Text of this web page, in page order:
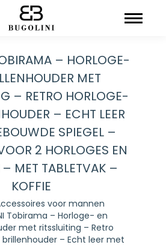
– HORLOGE-
MET
– RETRO HORLOGE-
– ECHT LEER
SPIEGEL –
2 HORLOGES EN
– MET TABLETVAK –
KOFFIE
voor mannen
Tobirama – Horloge- en
met ritssluiting – Retro
– Echt leer met